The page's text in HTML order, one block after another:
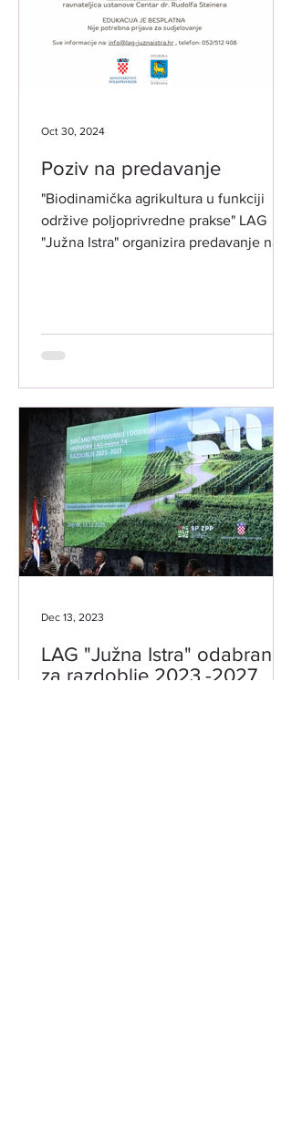
Poziv na predavanje
"Biodinamička agrikultura u funkciji
održive poljoprivredne prakse" LAG
"Južna Istra" organizira predavanje na
Oct 30, 2024
LAG "Južna Istra" odabran
za razdoblje 2023.-2027.
Dec 13, 2023